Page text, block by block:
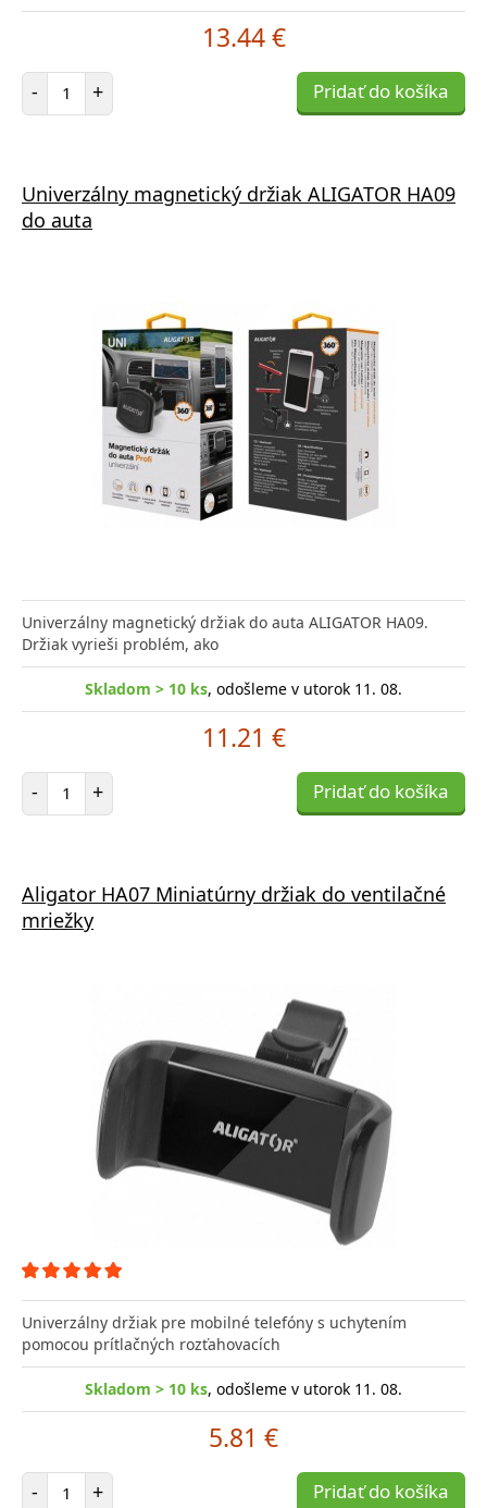
13.44 €
- Počet položiek
+ Pridať do košíka
Univerzálny magnetický držiak ALIGATOR HA09
do auta
Univerzálny magnetický držiak do auta ALIGATOR HA09.
Držiak vyrieši problém, ako
Skladom > 10 ks, odošleme v utorok 11. 08.
11.21 €
- Počet položiek
+ Pridať do košíka
Aligator HA07 Miniatúrny držiak do ventilačné
mriežky
Univerzálny držiak pre mobilné telefóny s uchytením
pomocou prítlačných rozťahovacích
Skladom > 10 ks, odošleme v utorok 11. 08.
5.81 €
- Počet položiek
+ Pridať do košíka